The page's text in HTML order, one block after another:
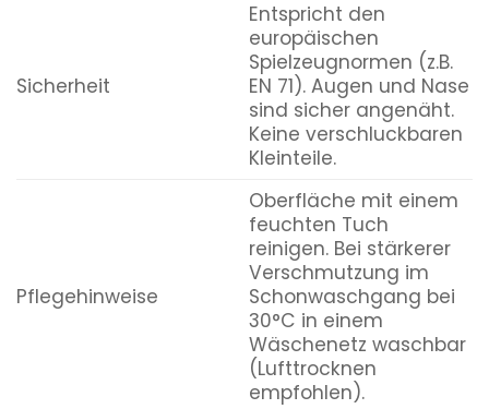
Sicherheit
Entspricht den
europäischen
Spielzeugnormen (z.B.
EN 71). Augen und Nase
sind sicher angenäht.
Keine verschluckbaren
Kleinteile.
Pflegehinweise
Oberfläche mit einem
feuchten Tuch
reinigen. Bei stärkerer
Verschmutzung im
Schonwaschgang bei
30°C in einem
Wäschenetz waschbar
(Lufttrocknen
empfohlen).